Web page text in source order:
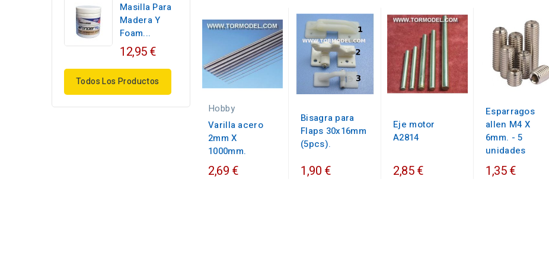
Masilla Para
Madera Y
Foam...
12,95 €
Todos Los Productos
Hobby
Varilla acero
2mm X
1000mm.
2,69 €
Bisagra para
Flaps 30x16mm
(5pcs).
1,90 €
Eje motor
A2814
2,85 €
Esparragos
allen M4 X
6mm. - 5
unidades
1,35 €